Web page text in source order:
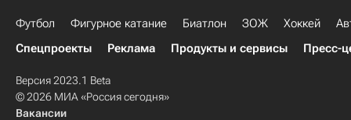
Футбол Фигурное катание Биатлон ЗОЖ Хоккей
Спецпроекты
Реклама Продукты и сервисы Пресс-
Версия 2023.1 Beta
© 2026 МИА «Россия сегодня»
Вакансии